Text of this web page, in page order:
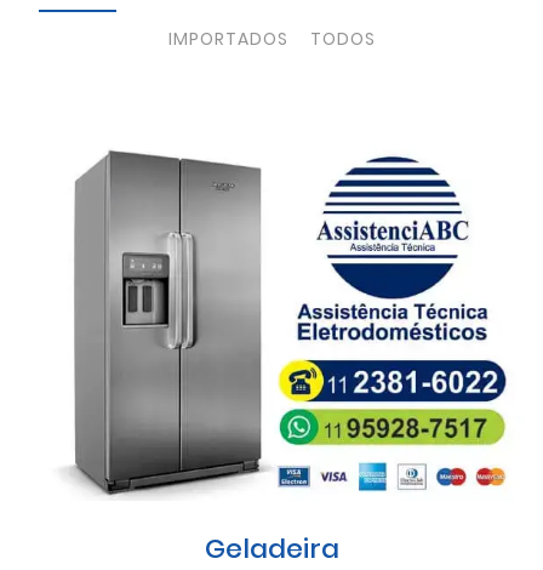
IMPORTADOS TODOS
Geladeira